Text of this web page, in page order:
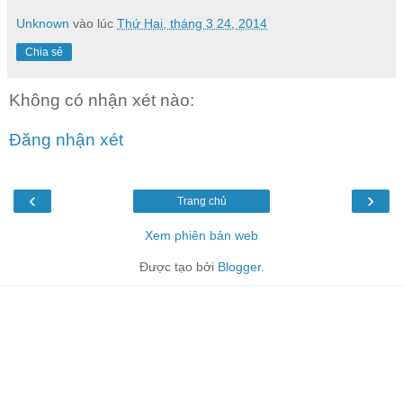
Unknown vào lúc Thứ Hai, tháng 3 24, 2014
Chia sẻ
Không có nhận xét nào:
Đăng nhận xét
‹ ›
Trang chủ
Xem phiên bản web
Được tạo bởi Blogger.